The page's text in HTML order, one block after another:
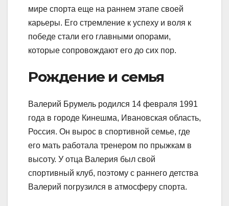
мире спорта еще на раннем этапе своей
карьеры. Его стремление к успеху и воля к
победе стали его главными опорами,
которые сопровождают его до сих пор.
Рождение и семья
Валерий Брумель родился 14 февраля 1991
года в городе Кинешма, Ивановская область,
Россия. Он вырос в спортивной семье, где
его мать работала тренером по прыжкам в
высоту. У отца Валерия был свой
спортивный клуб, поэтому с раннего детства
Валерий погрузился в атмосферу спорта.